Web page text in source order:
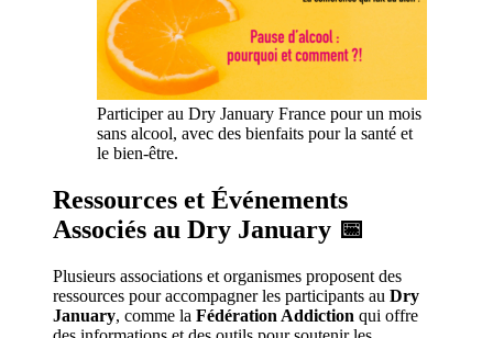
Participer au Dry January France pour un mois
sans alcool, avec des bienfaits pour la santé et
le bien-être.
Ressources et Événements
Associés au Dry January 📅
Plusieurs associations et organismes proposent des
ressources pour accompagner les participants au Dry
January, comme la Fédération Addiction qui offre